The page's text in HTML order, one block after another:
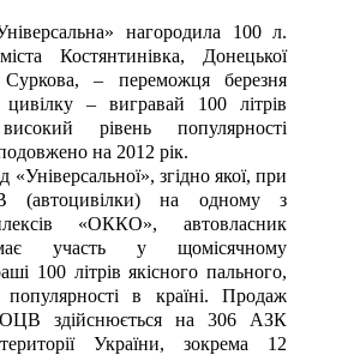
нагородила 100 л.
Костянтинівка, Донецької
Суркова, – переможця березня
– вигравай 100 літрів
рівень популярності
на 2012 рік.
«Універсальної», згідно якої, при
(автоцивілки) на одному з
«ОККО», автовласник
участь у щомісячному
100 літрів якісного пального,
в країні. Продаж
ОЦВ здійснюється на 306 АЗК
України, зокрема 12